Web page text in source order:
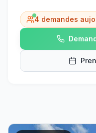
4 demandes